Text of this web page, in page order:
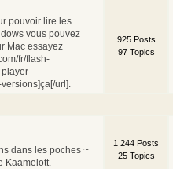
pouvoir lire les
vous pouvez
Mac essayez
fr/flash-
url].
925 Posts
97 Topics
dans les poches ~
Kaamelott.
1 244 Posts
25 Topics